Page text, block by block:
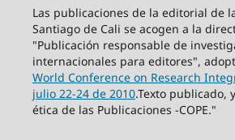
Las publicaciones de la editorial de
Santiago de Cali se acogen a la
"Publicación responsable de
internacionales para editores",
World Conference on Research
julio 22-24 de 2010.Texto publicado,
ética de las Publicaciones -COPE."